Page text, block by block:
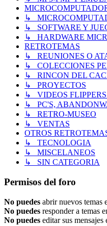
↳
↳ SOFTWARE Y
↳ HARDWARE
RETROTEMAS
↳ REUNIONES O
↳ COLECCIONES
↳ RINCON DEL
↳ PROYECTOS
↳ VIDEOS
↳ PC'S,
↳ RETRO-MUSEO
↳ VENTAS
OTROS
↳ TECNOLOGIA
↳ MISCELANEOS
↳ SIN CATEGORIA
Permisos del foro
No puedes abrir nuevos temas
No puedes responder a temas
No puedes editar sus mensajes